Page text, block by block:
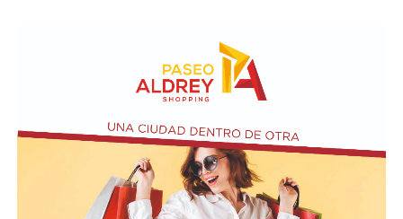
Según los considerandos del decreto, el fin es
estandarizar y simplificar los procesos de planeamiento
entre ambas armadas.
El texto oficial destaca que la participación argentina en
estas maniobras señala su compromiso con la seguridad
internacional y la estabilidad regional. Asimismo, el
Gobierno busca reforzar su posición como socio
estratégico en el continente americano.